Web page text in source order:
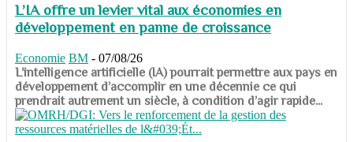
L’IA offre un levier vital aux économies en
développement en panne de croissance
Economie BM - 07/08/26
​​​​​​​L’intelligence artificielle (IA) pourrait permettre aux pays en
développement d’accomplir en une décennie ce qui
prendrait autrement un siècle, à condition d’agir rapide...